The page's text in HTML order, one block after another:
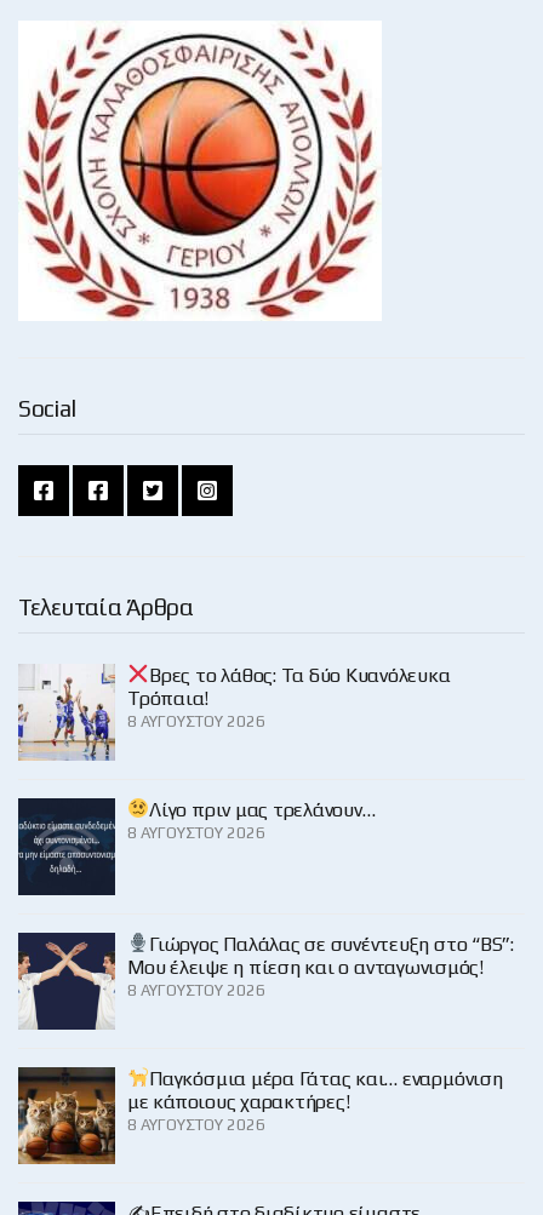
Social
Τελευταία Άρθρα
Βρες το λάθος: Τα δύο Κυανόλευκα
Τρόπαια!
8 ΑΥΓΟΎΣΤΟΥ 2026
Λίγο πριν μας τρελάνουν…
8 ΑΥΓΟΎΣΤΟΥ 2026
Γιώργος Παλάλας σε συνέντευξη στο “BS”:
Μου έλειψε η πίεση και ο ανταγωνισμός!
8 ΑΥΓΟΎΣΤΟΥ 2026
Παγκόσμια μέρα Γάτας και… εναρμόνιση
με κάποιους χαρακτήρες!
8 ΑΥΓΟΎΣΤΟΥ 2026